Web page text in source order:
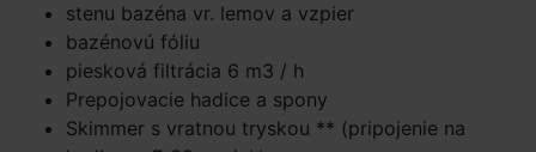
stenu bazéna vr. lemov a vzpier
bazénovú fóliu
piesková filtrácia 6 m3 / h
Prepojovacie hadice a spony
Skimmer s vratnou tryskou ** (pripojenie na